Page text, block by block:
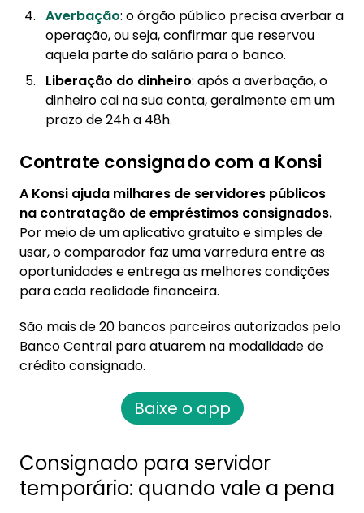
Averbação: o órgão público precisa averbar a
operação, ou seja, confirmar que reservou
aquela parte do salário para o banco.
Liberação do dinheiro: após a averbação, o
dinheiro cai na sua conta, geralmente em um
prazo de 24h a 48h.
Contrate consignado com a Konsi
A Konsi ajuda milhares de servidores públicos
na contratação de empréstimos consignados.
Por meio de um aplicativo gratuito e simples de
usar, o comparador faz uma varredura entre as
oportunidades e entrega as melhores condições
para cada realidade financeira.
São mais de 20 bancos parceiros autorizados pelo
Banco Central para atuarem na modalidade de
crédito consignado.
Baixe o app
Consignado para servidor
temporário: quando vale a pena